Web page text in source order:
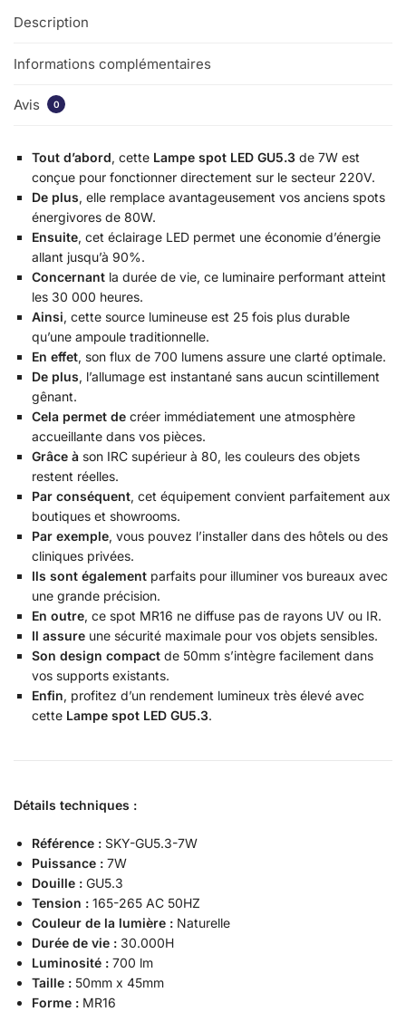
Description
Informations complémentaires
Avis 0
Tout d’abord, cette Lampe spot LED GU5.3 de 7W est
conçue pour fonctionner directement sur le secteur 220V.
De plus, elle remplace avantageusement vos anciens spots
énergivores de 80W.
Ensuite, cet éclairage LED permet une économie d’énergie
allant jusqu’à 90%.
Concernant la durée de vie, ce luminaire performant atteint
les 30 000 heures.
Ainsi, cette source lumineuse est 25 fois plus durable
qu’une ampoule traditionnelle.
En effet, son flux de 700 lumens assure une clarté optimale.
De plus, l’allumage est instantané sans aucun scintillement
gênant.
Cela permet de créer immédiatement une atmosphère
accueillante dans vos pièces.
Grâce à son IRC supérieur à 80, les couleurs des objets
restent réelles.
Par conséquent, cet équipement convient parfaitement aux
boutiques et showrooms.
Par exemple, vous pouvez l’installer dans des hôtels ou des
cliniques privées.
Ils sont également parfaits pour illuminer vos bureaux avec
une grande précision.
En outre, ce spot MR16 ne diffuse pas de rayons UV ou IR.
Il assure une sécurité maximale pour vos objets sensibles.
Son design compact de 50mm s’intègre facilement dans
vos supports existants.
Enfin, profitez d’un rendement lumineux très élevé avec
cette Lampe spot LED GU5.3.
Détails techniques :
Référence : SKY-GU5.3-7W
Puissance : 7W
Douille : GU5.3
Tension : 165-265 AC 50HZ
Couleur de la lumière : Naturelle
Durée de vie : 30.000H
Luminosité : 700 lm
Taille : 50mm x 45mm
Forme : MR16